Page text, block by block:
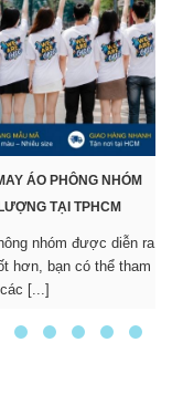
ÁO PHÔNG NHÓM
TẠI TPHCM
nhóm được diễn ra
hơn, bạn có thể tham
[...]